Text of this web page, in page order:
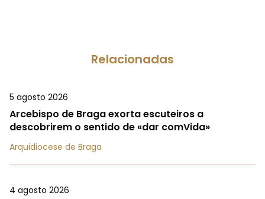
Relacionadas
5 agosto 2026
Arcebispo de Braga exorta escuteiros a
descobrirem o sentido de «dar comVida»
Arquidiocese de Braga
4 agosto 2026